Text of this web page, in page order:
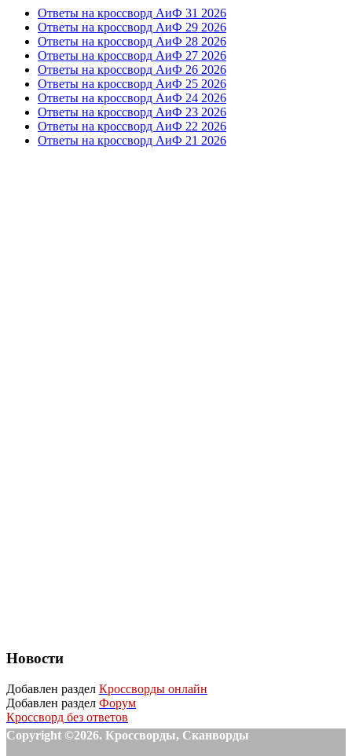
Ответы на кроссворд АиФ 31 2026
Ответы на кроссворд АиФ 29 2026
Ответы на кроссворд АиФ 28 2026
Ответы на кроссворд АиФ 27 2026
Ответы на кроссворд АиФ 26 2026
Ответы на кроссворд АиФ 25 2026
Ответы на кроссворд АиФ 24 2026
Ответы на кроссворд АиФ 23 2026
Ответы на кроссворд АиФ 22 2026
Ответы на кроссворд АиФ 21 2026
Новости
Добавлен раздел Кроссворды онлайн
Добавлен раздел Форум
Кроссворд без ответов
Copyright ©2026. Кроссворды, Сканворды